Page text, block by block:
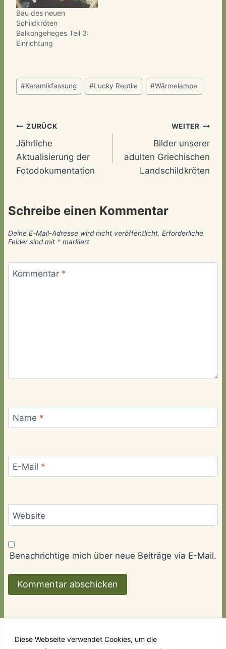
Diese Webseite verwendet Cookies, um die
Bau des neuen
Schildkröten
Balkongeheges Teil 3:
Einrichtung
Schlagworte:
#Keramikfassung #Lucky Reptile #Wärmelampe
Beitragsnavigation
ZURÜCK
Jährliche
Aktualisierung der
Fotodokumentation
WEITER
Bilder unserer
adulten Griechischen
Landschildkröten
Schreibe einen Kommentar
Deine E-Mail-Adresse wird nicht veröffentlicht. Erforderliche
Felder sind mit * markiert
Kommentar *
Name *
E-Mail *
Website
Benachrichtige mich über neue Beiträge via E-Mail.